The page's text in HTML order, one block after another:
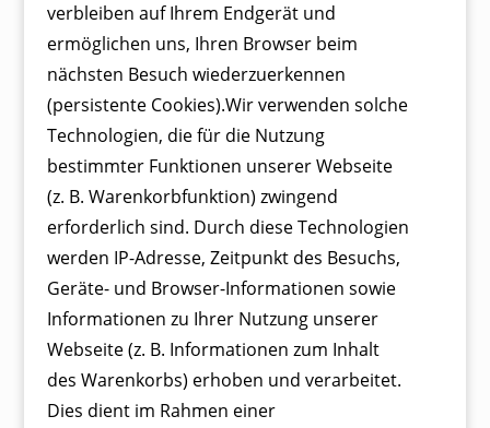
verbleiben auf Ihrem Endgerät und
ermöglichen uns, Ihren Browser beim
nächsten Besuch wiederzuerkennen
(persistente Cookies).Wir verwenden solche
Technologien, die für die Nutzung
bestimmter Funktionen unserer Webseite
(z. B. Warenkorbfunktion) zwingend
erforderlich sind. Durch diese Technologien
werden IP-Adresse, Zeitpunkt des Besuchs,
Geräte- und Browser-Informationen sowie
Informationen zu Ihrer Nutzung unserer
Webseite (z. B. Informationen zum Inhalt
des Warenkorbs) erhoben und verarbeitet.
Dies dient im Rahmen einer